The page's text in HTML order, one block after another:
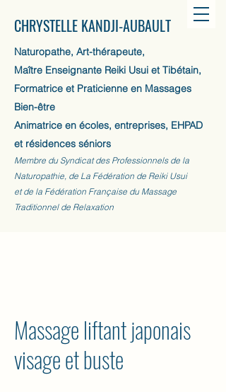
CHRYSTELLE KANDJI-AUBAULT
Naturopathe, Art-thérapeute,
Maître Enseignante Reiki Usui et Tibétain,
Formatrice et Praticienne en Massages
Bien-être
Animatrice en écoles, entreprises, EHPAD
et résidences séniors
Membre du Syndicat des Professionnels de la
Naturopathie, de La Fédération de Reiki Usui
et de la Fédération Française du Massage
Traditionnel de Relaxation
Massage liftant japonais
visage et buste